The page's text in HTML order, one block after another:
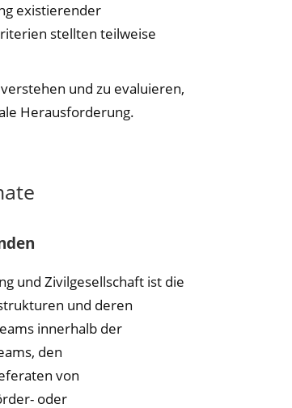
existierender
stellten teilweise
und zu evaluieren,
Herausforderung.
und Zivilgesellschaft ist die
und deren
innerhalb der
den
von
oder